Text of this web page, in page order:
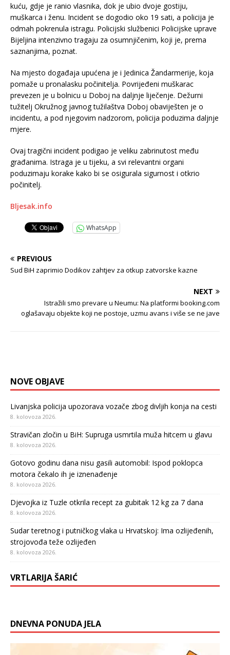
kuću, gdje je ranio vlasnika, dok je ubio dvoje gostiju,
muškarca i ženu. Incident se dogodio oko 19 sati, a policija je
odmah pokrenula istragu. Policijski službenici Policijske uprave
Bijeljina intenzivno tragaju za osumnjičenim, koji je, prema
saznanjima, poznat.
Na mjesto događaja upućena je i Jedinica Žandarmerije, koja
pomaže u pronalasku počinitelja. Povrijeđeni muškarac
prevezen je u bolnicu u Doboj na daljnje liječenje. Dežurni
tužitelj Okružnog javnog tužilaštva Doboj obaviješten je o
incidentu, a pod njegovim nadzorom, policija poduzima daljnje
mjere.
Ovaj tragični incident podigao je veliku zabrinutost među
građanima. Istraga je u tijeku, a svi relevantni organi
poduzimaju korake kako bi se osigurala sigurnost i otkrio
počinitelj.
Bljesak.info
WhatsApp
PREVIOUS
Sud BiH zaprimio Dodikov zahtjev za otkup zatvorske kazne
NEXT
Istražili smo prevare u Neumu: Na platformi booking.com
oglašavaju objekte koji ne postoje, uzmu avans i više se ne jave
NOVE OBJAVE
Livanjska policija upozorava vozače zbog divljih konja na cesti
8. kolovoza 2026.
Stravičan zločin u BiH: Supruga usmrtila muža hitcem u glavu
8. kolovoza 2026.
Gotovo godinu dana nisu gasili automobil: Ispod poklopca
motora čekalo ih je iznenađenje
8. kolovoza 2026.
Djevojka iz Tuzle otkrila recept za gubitak 12 kg za 7 dana
8. kolovoza 2026.
Sudar teretnog i putničkog vlaka u Hrvatskoj: Ima ozlijeđenih,
strojovođa teže ozlijeđen
8. kolovoza 2026.
VRTLARIJA ŠARIĆ
DNEVNA PONUDA JELA